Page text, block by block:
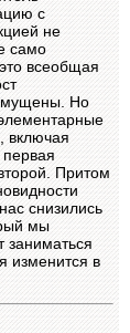
с
не
само
всеобщая
Но
включая
Притом
снизились
мы
заниматься
изменится в